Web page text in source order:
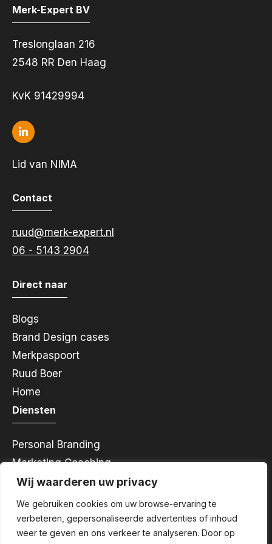
Wij waarderen uw privacy
We gebruiken cookies om uw browse-ervaring te
verbeteren, gepersonaliseerde advertenties of inhoud
weer te geven en ons verkeer te analyseren. Door op
Merk-Expert BV
Treslonglaan 216
2548 RR Den Haag
KvK 91429994
Lid van NIMA
Contact
ruud@merk-expert.nl
06 - 5143 2904
Direct naar
Blogs
Brand Design cases
Merkpaspoort
Ruud Boer
Home
Diensten
Personal Branding
Marketing Coaching
Rebranding
Brand Design
Merkidentiteit
Merkuitingen